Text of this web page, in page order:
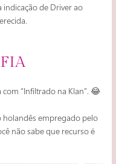
indicação de Driver ao
“Infiltrado na Klan”. 😂
holandês empregado pelo
não sabe que recurso é